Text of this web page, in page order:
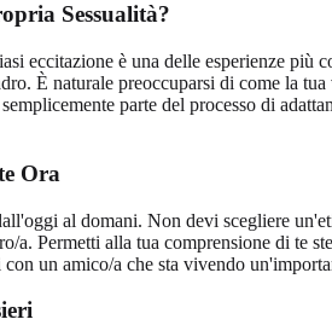
Sessualità?
eccitazione è una delle esperienze più
È naturale preoccuparsi di come la
parte del processo di
Ora
al domani. Non devi scegliere
Permetti alla tua comprensione di te
un amico/a che sta vivendo